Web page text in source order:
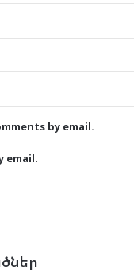
by email.
email.